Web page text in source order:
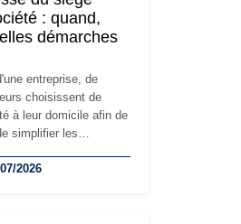
: quand,
démarches
entreprise, de
choisissent de
à leur domicile afin de
simplifier les
peut rapidement
2026